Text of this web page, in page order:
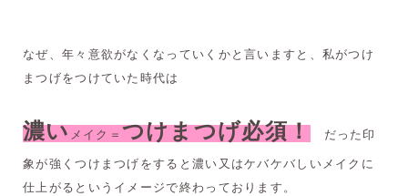
なぜ、年々意欲がなくなっていくかと言いますと、私がつけ
まつげをつけていた時代は
濃いメイク＝ つけまつげ必須！ だった印
象が強くつけまつげをすると濃い又はケバケバしいメイクに
仕上がるというイメージで終わっております。